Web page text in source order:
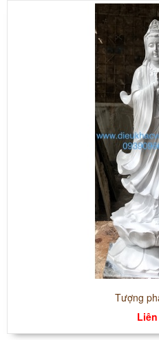
Tượng